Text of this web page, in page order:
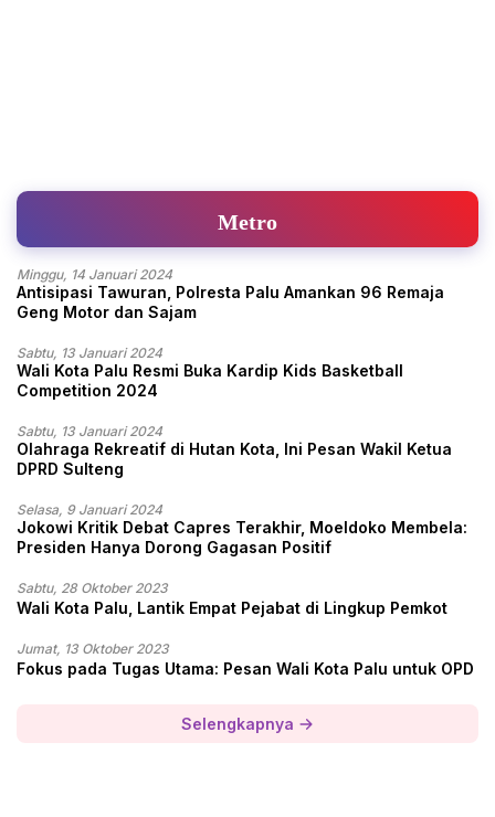
Metro
Minggu, 14 Januari 2024
Antisipasi Tawuran, Polresta Palu Amankan 96 Remaja
Geng Motor dan Sajam
Sabtu, 13 Januari 2024
Wali Kota Palu Resmi Buka Kardip Kids Basketball
Competition 2024
Sabtu, 13 Januari 2024
Olahraga Rekreatif di Hutan Kota, Ini Pesan Wakil Ketua
DPRD Sulteng
Selasa, 9 Januari 2024
Jokowi Kritik Debat Capres Terakhir, Moeldoko Membela:
Presiden Hanya Dorong Gagasan Positif
Sabtu, 28 Oktober 2023
Wali Kota Palu, Lantik Empat Pejabat di Lingkup Pemkot
Jumat, 13 Oktober 2023
Fokus pada Tugas Utama: Pesan Wali Kota Palu untuk OPD
Selengkapnya